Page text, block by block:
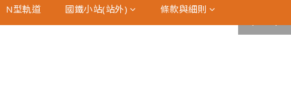
N型軌道 國鐵小站(站外) 條款與細則